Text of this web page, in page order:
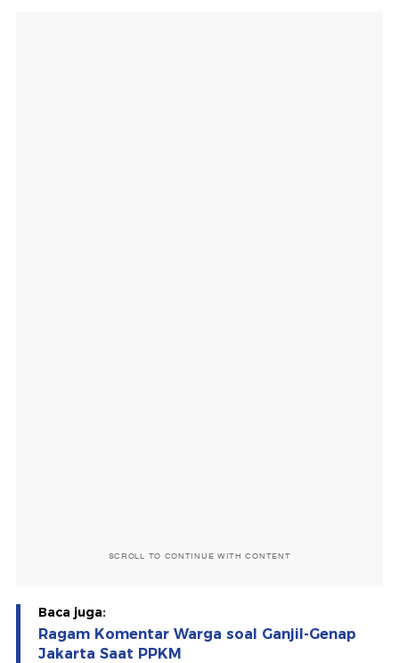
SCROLL TO CONTINUE WITH CONTENT
Baca juga:
Ragam Komentar Warga soal Ganjil-Genap
Jakarta Saat PPKM